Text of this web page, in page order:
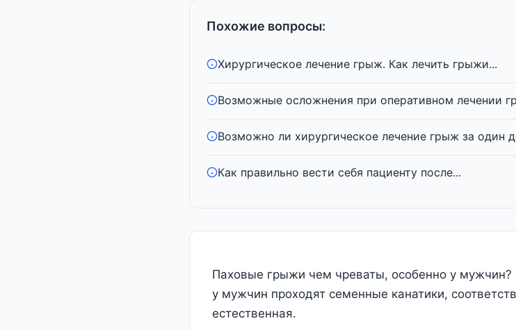
Похожие вопросы:
Хирургическое лечение грыж. Как лечить грыжи...
Возможные осложнения при оперативном лечении
Возможно ли хирургическое лечение грыж за один
Как правильно вести себя пациенту после...
Паховые грыжи чем чреваты, особенно у мужчин?
у мужчин проходят семенные канатики,
естественная.